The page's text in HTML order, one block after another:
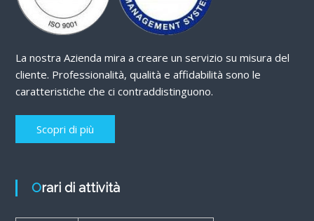
La nostra Azienda mira a creare un servizio su misura del
cliente. Professionalità, qualità e affidabilità sono le
caratteristiche che ci contraddistinguono.
Scopri di più
Orari di attività